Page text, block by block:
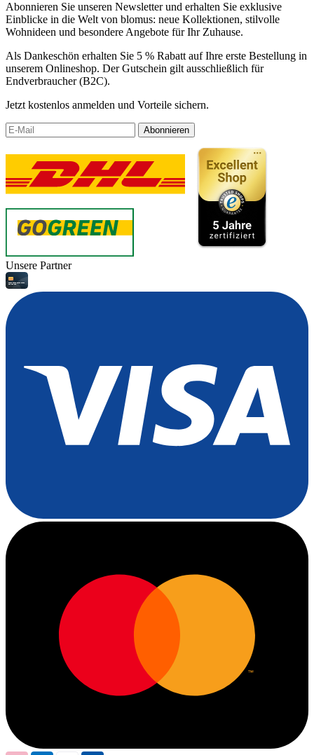
Abonnieren Sie unseren Newsletter und erhalten Sie exklusive
Einblicke in die Welt von blomus: neue Kollektionen, stilvolle
Wohnideen und besondere Angebote für Ihr Zuhause.
Als Dankeschön erhalten Sie 5 % Rabatt auf Ihre erste Bestellung in
unserem Onlineshop. Der Gutschein gilt ausschließlich für
Endverbraucher (B2C).
Jetzt kostenlos anmelden und Vorteile sichern.
Abonnieren
Unsere Partner